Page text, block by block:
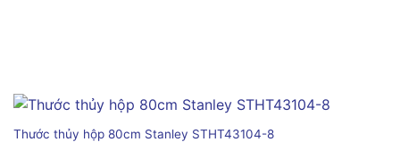
Thước thủy hộp 80cm Stanley STHT43104-8